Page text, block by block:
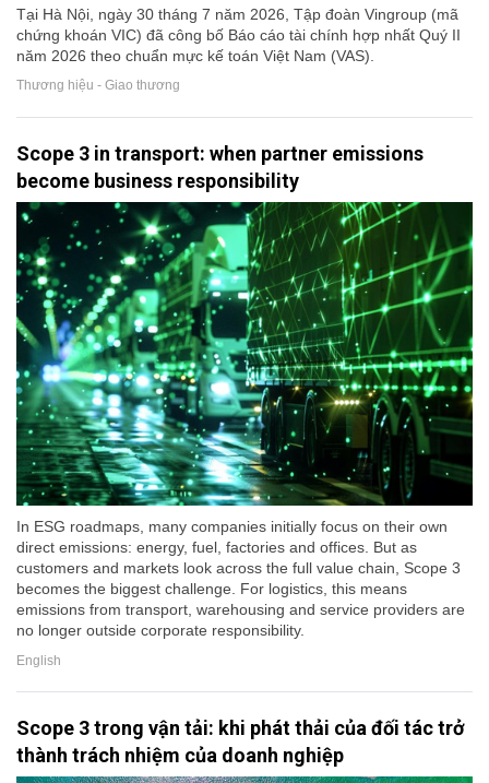
Tại Hà Nội, ngày 30 tháng 7 năm 2026, Tập đoàn Vingroup (mã
chứng khoán VIC) đã công bố Báo cáo tài chính hợp nhất Quý II
năm 2026 theo chuẩn mực kế toán Việt Nam (VAS).
Thương hiệu - Giao thương
Scope 3 in transport: when partner emissions
become business responsibility
In ESG roadmaps, many companies initially focus on their own
direct emissions: energy, fuel, factories and offices. But as
customers and markets look across the full value chain, Scope 3
becomes the biggest challenge. For logistics, this means
emissions from transport, warehousing and service providers are
no longer outside corporate responsibility.
English
Scope 3 trong vận tải: khi phát thải của đối tác trở
thành trách nhiệm của doanh nghiệp